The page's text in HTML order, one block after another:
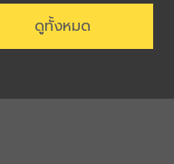
ดูทั้งหมด